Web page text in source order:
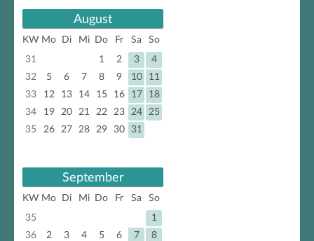
August
KW Mo Di Mi Do Fr Sa
So
31
1 2 3
4
32
5 6 7 8 9 10
11
33
12 13 14 15 16 17
18
34
19 20 21 22 23 24
25
35
26 27 28 29 30 31
September
KW Mo Di Mi Do Fr Sa
So
35
1
36
2 3 4 5 6 7
8